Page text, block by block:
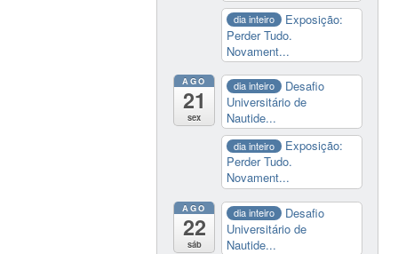
dia inteiro
Exposição:
Perder Tudo.
Novament...
AGO
21
sex
dia inteiro
Desafio
Universitário de
Nautide...
dia inteiro
Exposição:
Perder Tudo.
Novament...
AGO
22
sáb
dia inteiro
Desafio
Universitário de
Nautide...